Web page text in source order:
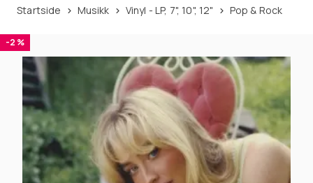
Startside Musikk Vinyl - LP, 7", 10", 12" Pop & Rock
-2 %